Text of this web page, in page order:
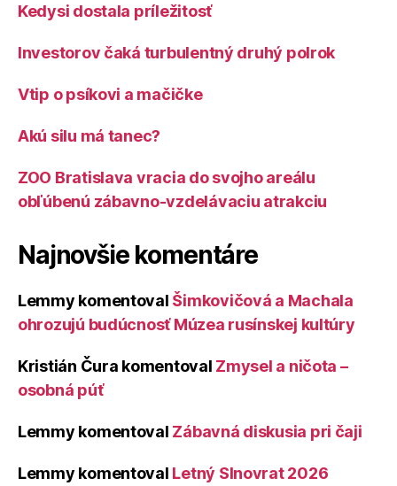
Kedysi dostala príležitosť
Investorov čaká turbulentný druhý polrok
Vtip o psíkovi a mačičke
Akú silu má tanec?
ZOO Bratislava vracia do svojho areálu
obľúbenú zábavno-vzdelávaciu atrakciu
Najnovšie komentáre
Lemmy komentoval Šimkovičová a Machala
ohrozujú budúcnosť Múzea rusínskej kultúry
Kristián Čura komentoval Zmysel a ničota –
osobná púť
Lemmy komentoval Zábavná diskusia pri čaji
Lemmy komentoval Letný Slnovrat 2026